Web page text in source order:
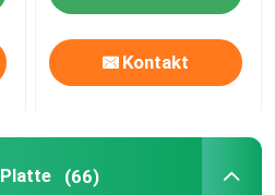
Platte
Kontakt
(66)